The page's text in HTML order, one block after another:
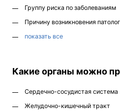
Группу риска по заболеваниям
Причину возникновения
показать все
Какие органы можно
Сердечно-сосудистая система
Желудочно-кишечный тракт